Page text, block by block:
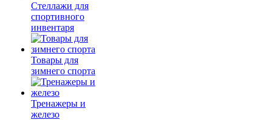
Стеллажи для
спортивного
инвентаря
Товары для
зимнего спорта
Тренажеры и
железо